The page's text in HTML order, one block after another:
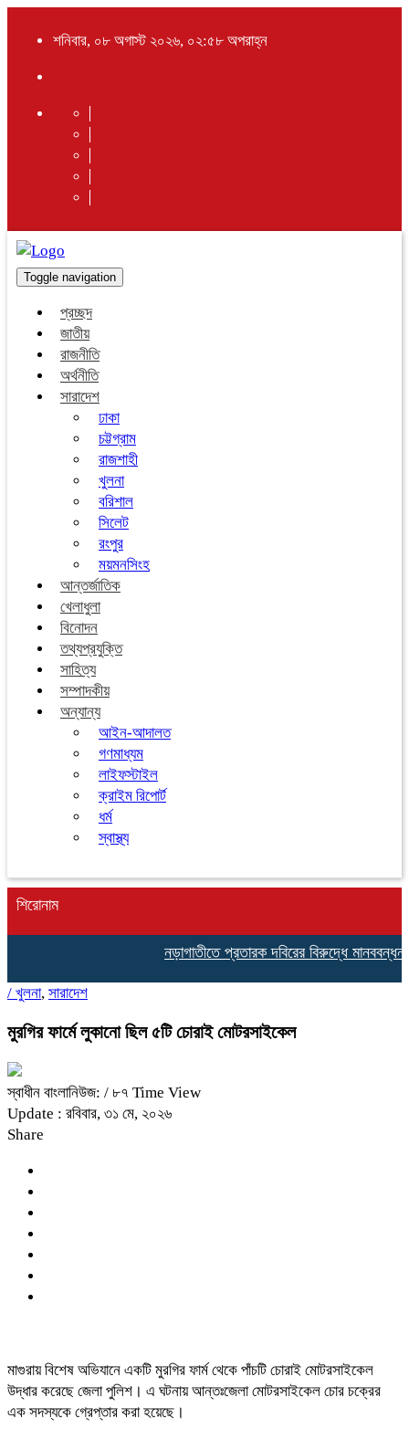
শনিবার, ০৮ অগাস্ট ২০২৬, ০২:৫৮ অপরাহ্ন
Toggle navigation
প্রচ্ছদ
জাতীয়
রাজনীতি
অর্থনীতি
সারাদেশ
ঢাকা
চট্টগ্রাম
রাজশাহী
খুলনা
বরিশাল
সিলেট
রংপুর
ময়মনসিংহ
আন্তর্জাতিক
খেলাধুলা
বিনোদন
তথ্যপ্রযুক্তি
সাহিত্য
সম্পাদকীয়
অন্যান্য
আইন-আদালত
গণমাধ্যম
লাইফস্টাইল
ক্রাইম রিপোর্ট
ধর্ম
স্বাস্থ্য
শিরোনাম
নড়াগাতীতে প্রতারক দবিরের বিরুদ্ধে মানববন্ধন ও
/ খুলনা, সারাদেশ
মুরগির ফার্মে লুকানো ছিল ৫টি চোরাই মোটরসাইকেল
স্বাধীন বাংলানিউজ: / ৮৭ Time View
Update : রবিবার, ৩১ মে, ২০২৬
Share
মাগুরায় বিশেষ অভিযানে একটি মুরগির ফার্ম থেকে পাঁচটি চোরাই মোটরসাইকেল
উদ্ধার করেছে জেলা পুলিশ। এ ঘটনায় আন্তঃজেলা মোটরসাইকেল চোর চক্রের
এক সদস্যকে গ্রেপ্তার করা হয়েছে।